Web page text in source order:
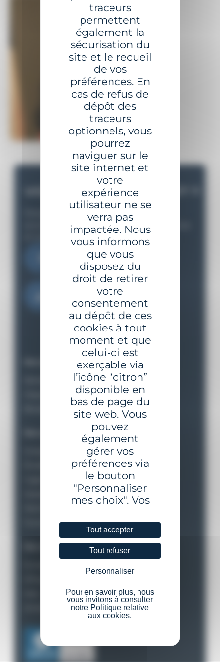
traceurs
permettent
également la
sécurisation du
site et le recueil
de vos
préférences. En
cas de refus de
dépôt des
traceurs
optionnels, vous
pourrez
naviguer sur le
site internet et
votre
expérience
utilisateur ne se
verra pas
impactée. Nous
vous informons
que vous
disposez du
droit de retirer
votre
consentement
au dépôt de ces
cookies à tout
moment et que
celui-ci est
exerçable via
l’icône “citron”
disponible en
bas de page du
site web. Vous
pouvez
également
gérer vos
préférences via
le bouton
"Personnaliser
mes choix". Vos
seront
conservées
pendant une
durée de six (6)
mois. Passé ce
délai, nous vous
demanderons à
nouveau
savoir plus, nous
Tout accepter
Tout refuser
Personnaliser
Pour en savoir plus, nous
vous invitons à consulter
notre Politique relative
aux cookies.
VOUS AVEZ UN PROJET ?
Partagez nous votre besoin et nous vous
accompagnons depuis l'étude jusqu'à la mise
Contactez-nous
Télécharger le catalogue
Nos équipements
Balisage maritime et fluvial
Dispositifs d’amarrage
Bouées pour stations instrumentées
Analyse des besoins
Études et conception
Ingénierie financière
Assistance installation
Formations
Nos réalisations
Asie – Océanie